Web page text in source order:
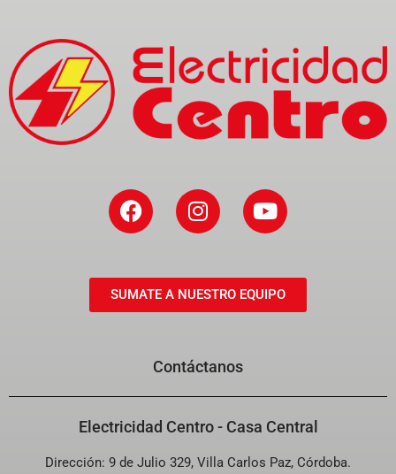
FacebookInstagramYoutube
SUMATE A NUESTRO EQUIPO
Contáctanos
Electricidad Centro - Casa Central
Dirección: 9 de Julio 329, Villa Carlos Paz, Córdoba.